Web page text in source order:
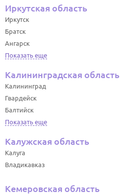
Иркутская область
Иркутск
Братск
Ангарск
Показать еще
Калининградская область
Калининград
Гвардейск
Балтийск
Показать еще
Калужская область
Калуга
Владикавказ
Кемеровская область